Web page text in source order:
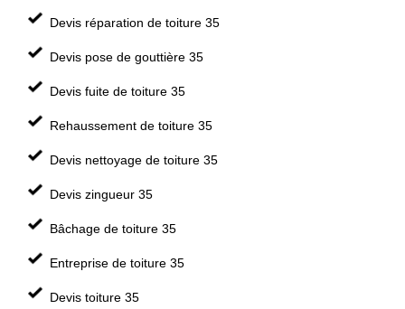
Devis réparation de toiture 35
Devis pose de gouttière 35
Devis fuite de toiture 35
Rehaussement de toiture 35
Devis nettoyage de toiture 35
Devis zingueur 35
Bâchage de toiture 35
Entreprise de toiture 35
Devis toiture 35